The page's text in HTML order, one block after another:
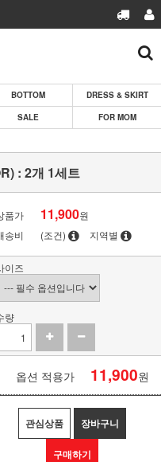
BOTTOM
DRESS & SKIRT
SALE FOR MOM
: 2개 1세트
품가 11,900원
송비
(조건) 지역별
이즈
량
옵션 적용가 11,900원
관심상품 장바구니
구매하기